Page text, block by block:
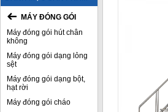
MÁY ĐÓNG GÓI
Máy đóng gói hút chân
không
Máy đóng gói dạng lỏng
sệt
Máy đóng gói dạng bột,
hạt rời
Máy đóng gói cháo